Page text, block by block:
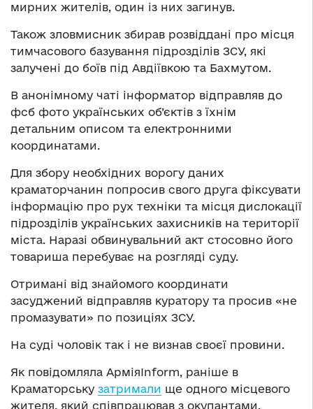
мирних жителів, один із них загинув.
Також зловмисник збирав розвіддані про місця
тимчасового базування підрозділів ЗСУ, які
залучені до боїв під Авдіївкою та Бахмутом.
В анонімному чаті інформатор відправляв до
фсб фото українських об’єктів з їхнім
детальним описом та електронними
координатами.
Для збору необхідних ворогу даних
краматорчанин попросив свого друга фіксувати
інформацію про рух техніки та місця дислокації
підрозділів українських захисників на території
міста. Наразі обвинувальний акт стосовно його
товариша перебуває на розгляді суду.
Отримані від знайомого координати
засуджений відправляв куратору та просив «не
промазувати» по позиціях ЗСУ.
На суді чоловік так і не визнав своєї провини.
Як повідомляла АрміяInform, раніше в
Краматорську затримали ще одного місцевого
жителя, який співпрацював з окупантами.